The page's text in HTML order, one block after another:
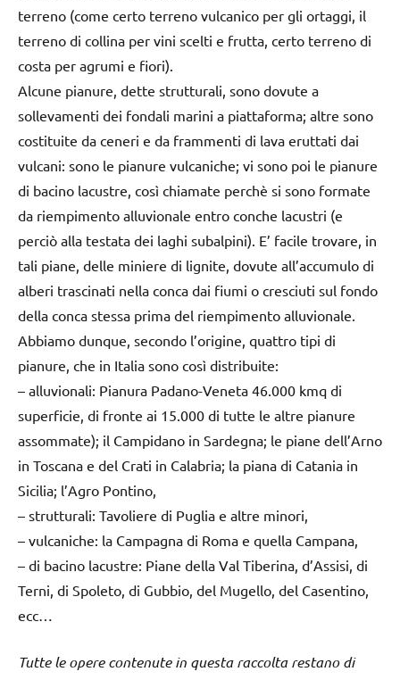
terreno (come certo terreno vulcanico per gli ortaggi, il
terreno di collina per vini scelti e frutta, certo terreno di
costa per agrumi e fiori).
Alcune pianure, dette strutturali, sono dovute a
sollevamenti dei fondali marini a piattaforma; altre sono
costituite da ceneri e da frammenti di lava eruttati dai
vulcani: sono le pianure vulcaniche; vi sono poi le pianure
di bacino lacustre, così chiamate perchè si sono formate
da riempimento alluvionale entro conche lacustri (e
perciò alla testata dei laghi subalpini). E’ facile trovare, in
tali piane, delle miniere di lignite, dovute all’accumulo di
alberi trascinati nella conca dai fiumi o cresciuti sul fondo
della conca stessa prima del riempimento alluvionale.
Abbiamo dunque, secondo l’origine, quattro tipi di
pianure, che in Italia sono così distribuite:
– alluvionali: Pianura Padano-Veneta 46.000 kmq di
superficie, di fronte ai 15.000 di tutte le altre pianure
assommate); il Campidano in Sardegna; le piane dell’Arno
in Toscana e del Crati in Calabria; la piana di Catania in
Sicilia; l’Agro Pontino,
– strutturali: Tavoliere di Puglia e altre minori,
– vulcaniche: la Campagna di Roma e quella Campana,
– di bacino lacustre: Piane della Val Tiberina, d’Assisi, di
Terni, di Spoleto, di Gubbio, del Mugello, del Casentino,
ecc…
Tutte le opere contenute in questa raccolta restano di